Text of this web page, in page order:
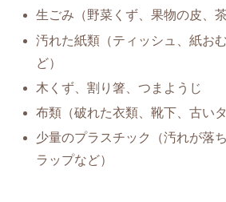
生ごみ（野菜くず、果物の皮、
汚れた紙類（ティッシュ、紙お
ど）
木くず、割り箸、つまようじ
布類（破れた衣類、靴下、古い
少量のプラスチック（汚れが落
ラップなど）